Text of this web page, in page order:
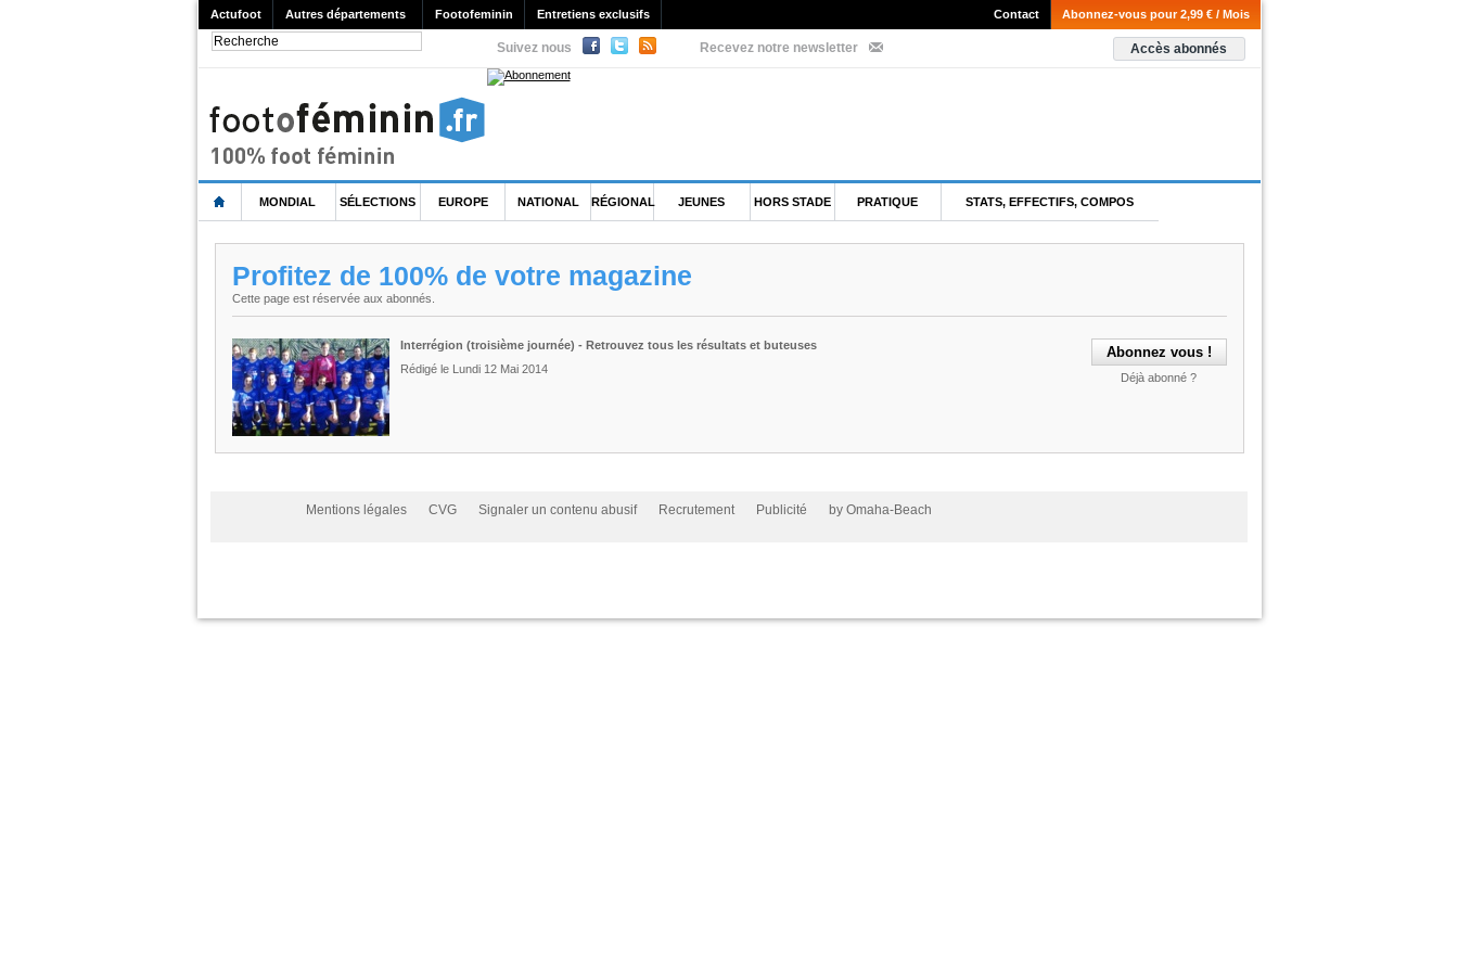
Actufoot Autres départements Footofeminin Entretiens exclusifs Abonnez-vous pour 2,99 € / Mois
Contact
Suivez nous Recevez notre newsletter Accès abonnés
MONDIAL SÉLECTIONS EUROPE NATIONAL RÉGIONAL JEUNES HORS STADE PRATIQUE STATS, EFFECTIFS, COMPOS
Profitez de 100% de votre magazine
Cette page est réservée aux abonnés.
Déjà abonné ?
Interrégion (troisième journée) - Retrouvez tous les résultats et buteuses
Rédigé le Lundi 12 Mai 2014
Mentions légales CVG Signaler un contenu abusif Recrutement Publicité by Omaha-Beach